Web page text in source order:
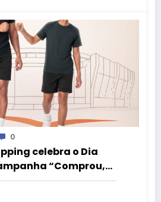
0
celebra o Dia
“Comprou,
exclusiva da